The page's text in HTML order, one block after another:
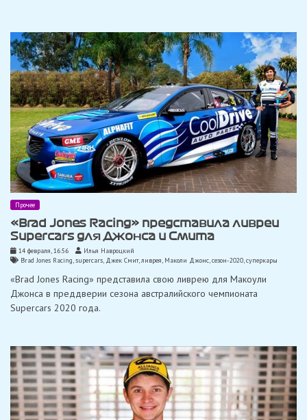
Прочее
«Brad Jones Racing» представила ливреи
Supercars для Джонса и Смита
14 февраля, 16:56
Илья Навроцкий
Brad Jones Racing,supercars, Джек Смит,ливрея, Маколи Джонс,сезон-2020,суперкары
«Brad Jones Racing» представила свою ливрею для Макоули
Джонса в преддверии сезона австралийского чемпионата
Supercars 2020 года.